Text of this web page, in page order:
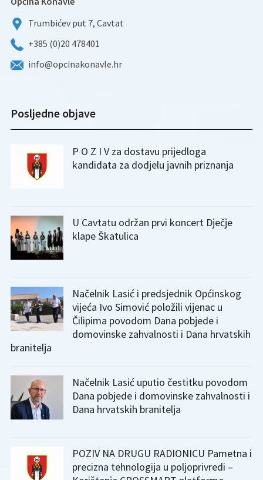
Trumbićev put 7, Cavtat
+385 (0)20 478401
info@opcinakonavle.hr
Posljedne objave
P O Z I V za dostavu prijedloga
kandidata za dodjelu javnih priznanja
U Cavtatu održan prvi koncert Dječje
klape Škatulica
Načelnik Lasić i predsjednik Općinskog
vijeća Ivo Simović položili vijenac u
Čilipima povodom Dana pobjede i
domovinske zahvalnosti i Dana hrvatskih
branitelja
Načelnik Lasić uputio čestitku povodom
Dana pobjede i domovinske zahvalnosti i
Dana hrvatskih branitelja
POZIV NA DRUGU RADIONICU Pametna i
precizna tehnologija u poljoprivredi –